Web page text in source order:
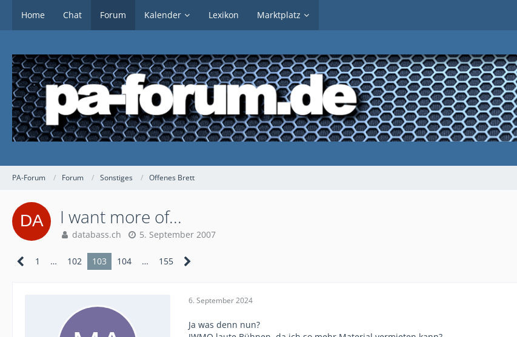
Home Chat Forum Kalender Lexikon Marktplatz
PA-Forum Forum Sonstiges Offenes Brett
I want more of...
databass.ch 5. September 2007
1 … 102 103 104 … 155
6. September 2024
Ja was denn nun?